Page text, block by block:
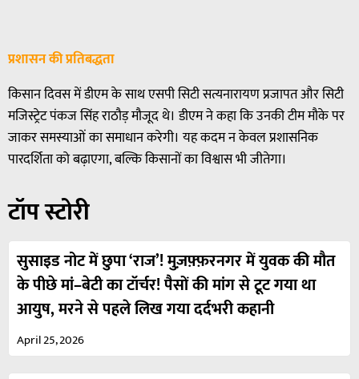
प्रशासन की प्रतिबद्धता
किसान दिवस में डीएम के साथ एसपी सिटी सत्यनारायण प्रजापत और सिटी
मजिस्ट्रेट पंकज सिंह राठौड़ मौजूद थे। डीएम ने कहा कि उनकी टीम मौके पर
जाकर समस्याओं का समाधान करेगी। यह कदम न केवल प्रशासनिक
पारदर्शिता को बढ़ाएगा, बल्कि किसानों का विश्वास भी जीतेगा।
टॉप स्टोरी
सुसाइड नोट में छुपा ‘राज’! मुज़फ़्फ़रनगर में युवक की मौत
के पीछे मां–बेटी का टॉर्चर! पैसों की मांग से टूट गया था
आयुष, मरने से पहले लिख गया दर्दभरी कहानी
April 25, 2026